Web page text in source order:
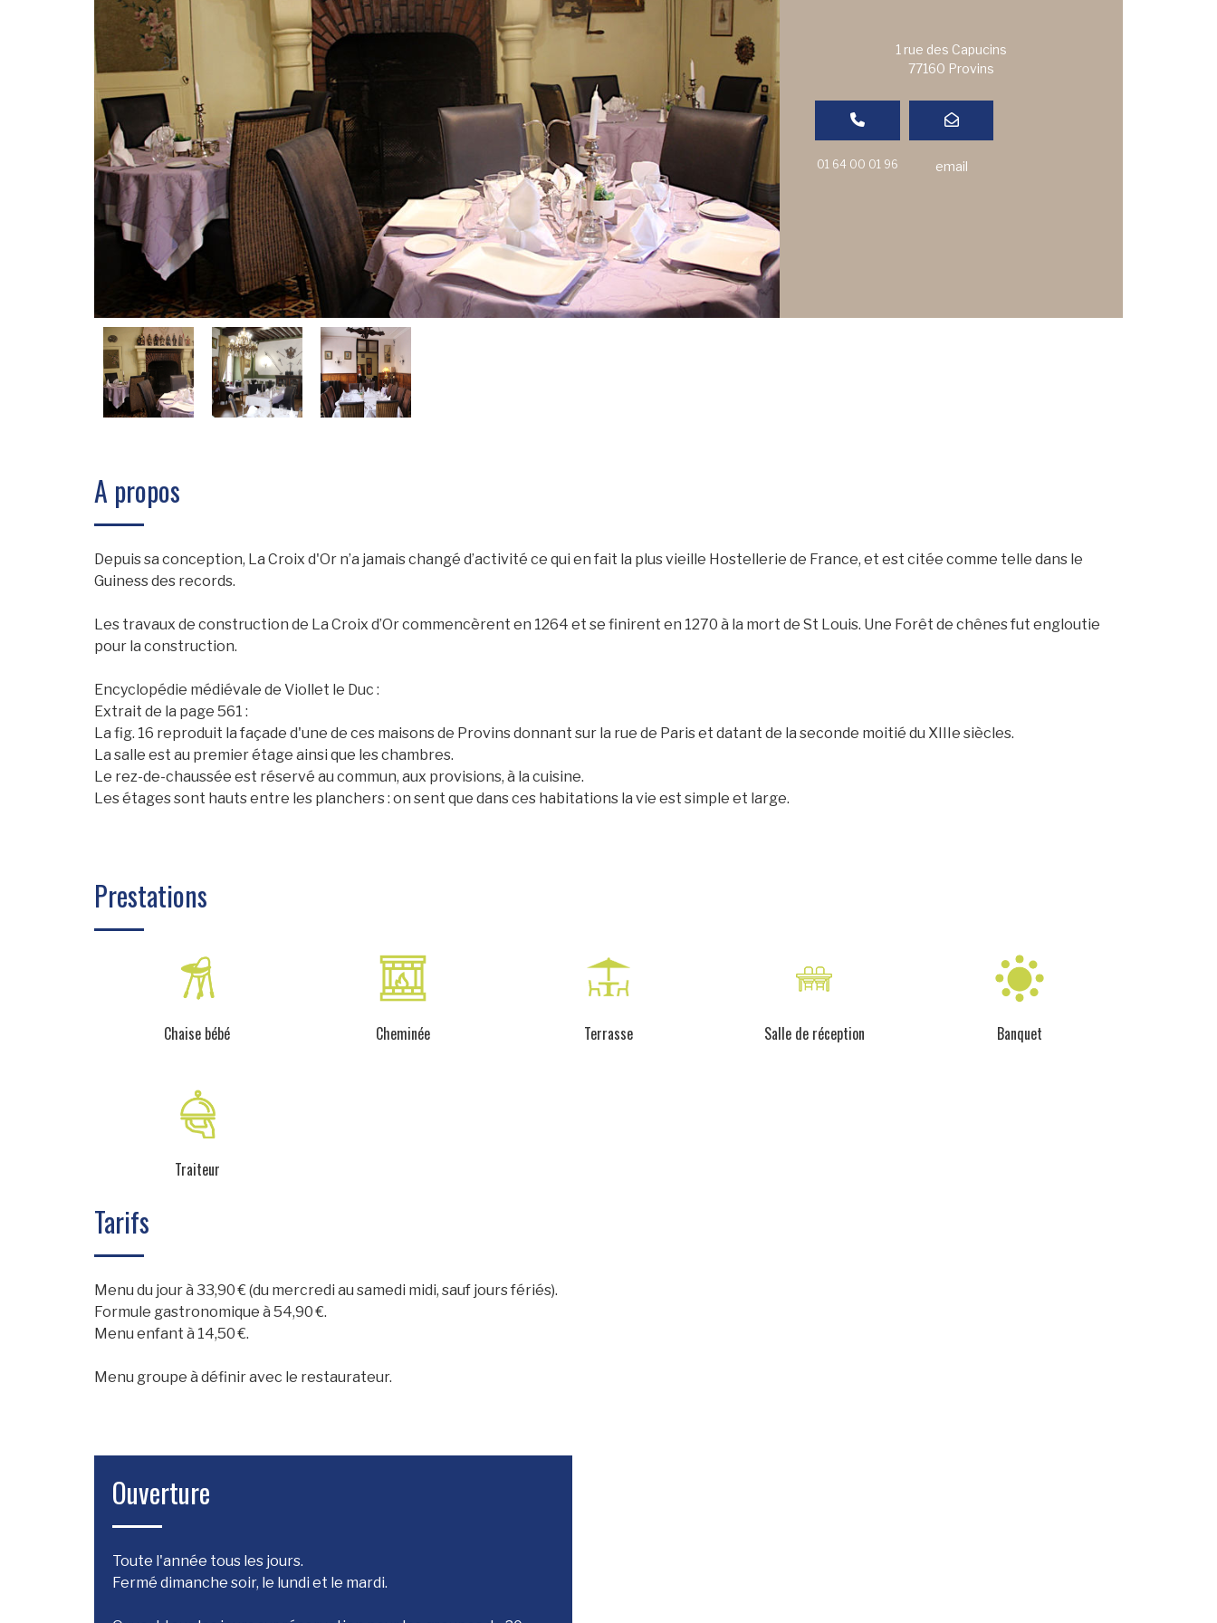
1 rue des Capucins
77160 Provins
01 64 00 01 96 email
A propos
Depuis sa conception, La Croix d'Or n’a jamais changé d’activité ce qui en fait la plus vieille Hostellerie de France, et est citée comme telle dans le
Guiness des records.
Les travaux de construction de La Croix d’Or commencèrent en 1264 et se finirent en 1270 à la mort de St Louis. Une Forêt de chênes fut engloutie
pour la construction.
Encyclopédie médiévale de Viollet le Duc :
Extrait de la page 561 :
La fig. 16 reproduit la façade d'une de ces maisons de Provins donnant sur la rue de Paris et datant de la seconde moitié du XIIIe siècles.
La salle est au premier étage ainsi que les chambres.
Le rez-de-chaussée est réservé au commun, aux provisions, à la cuisine.
Les étages sont hauts entre les planchers : on sent que dans ces habitations la vie est simple et large.
Prestations
Chaise bébé Cheminée Terrasse Salle de réception Banquet
Traiteur
Tarifs
Menu du jour à 33,90 € (du mercredi au samedi midi, sauf jours fériés).
Formule gastronomique à 54,90 €.
Menu enfant à 14,50 €.
Menu groupe à définir avec le restaurateur.
Ouverture
Toute l'année tous les jours.
Fermé dimanche soir, le lundi et le mardi.